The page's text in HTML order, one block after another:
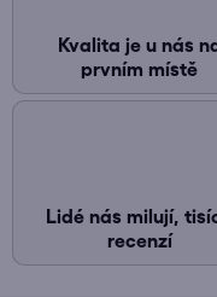
Kvalita je u nás
prvním místě
Lidé nás milují,
recenzí